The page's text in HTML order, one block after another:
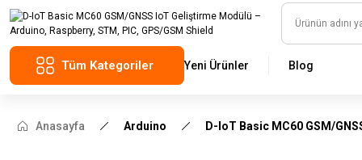
Tüm Kategoriler Yeni Ürünler Blog
Anasayfa Arduino D-IoT Basic MC60 GSM/